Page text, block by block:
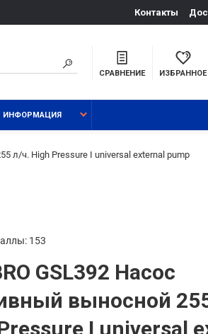
Контакты
СРАВНЕНИЕ ИЗБРАННОЕ
ИНФОРМАЦИЯ
л/ч. High Pressure I universal external pump
153
GSL392 Насос
выносной
I universal